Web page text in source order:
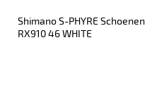
Shimano S-PHYRE Schoenen
RX910 46 WHITE